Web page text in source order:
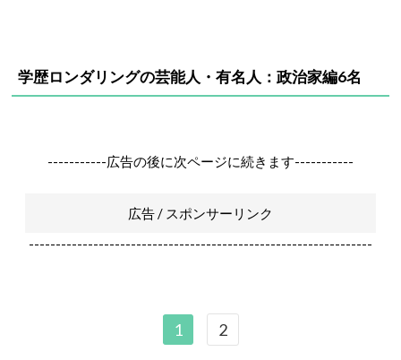
学歴ロンダリングの芸能人・有名人：政治家編6名
-----------広告の後に次ページに続きます-----------
広告 / スポンサーリンク
----------------------------------------------------------------
1 2